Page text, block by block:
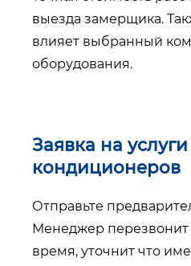
выезда замерщика.
влияет выбранный
оборудования.
Заявка на
кондиционеров
Отправьте
Менеджер
время, уточнит что